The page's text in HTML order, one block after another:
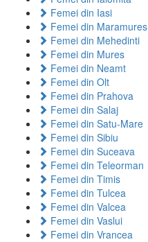
Femei din Iasi
Femei din Maramures
Femei din Mehedinti
Femei din Mures
Femei din Neamt
Femei din Olt
Femei din Prahova
Femei din Salaj
Femei din Satu-Mare
Femei din Sibiu
Femei din Suceava
Femei din Teleorman
Femei din Timis
Femei din Tulcea
Femei din Valcea
Femei din Vaslui
Femei din Vrancea